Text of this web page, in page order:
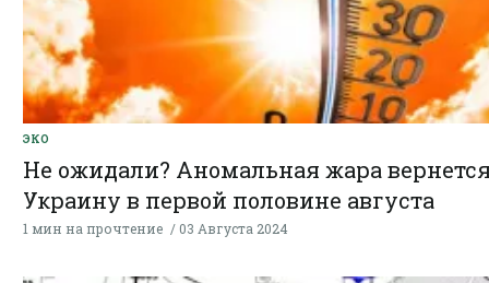
ЭКО
Не ожидали? Аномальная жара
Украину в первой половине августа
1 мин на прочтение 03 Августа 2024